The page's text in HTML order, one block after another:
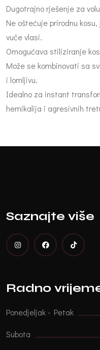
Dugotrajno rješenje za
Ne oštećuje prirodnu
vuče vlasi.
Omogućava stiliziranje
Može se kombinovati sa
i lomljivu.
Idealno za instant
hemikalija i agresivnih
Saznajte više
Radno
Ponedjeljak - Petak
Subota